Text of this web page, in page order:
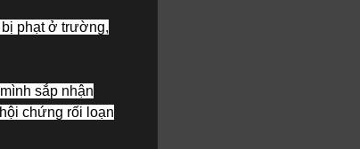
phạt ở trường,
sắp nhận
chứng rối loạn